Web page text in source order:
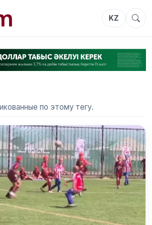
KZ
по этому тегу.